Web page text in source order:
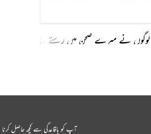
نے میرے صحن میں رستے بنا لیے
آپ کو باقاعدگی سے کچھ حاصل